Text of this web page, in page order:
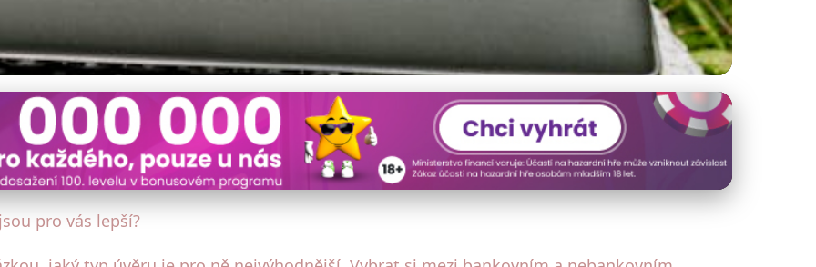
Úvěry: Který Typ Vybrat pro Vaše
pro vás lepší?